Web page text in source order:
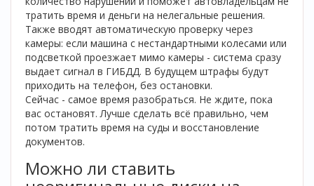
тратить время и деньги на нелегальные решения.
Также вводят автоматическую проверку через
камеры: если машина с нестандартными колесами или
подсветкой проезжает мимо камеры - система сразу
выдает сигнал в ГИБДД. В будущем штрафы будут
приходить на телефон, без остановки.
Сейчас - самое время разобраться. Не ждите, пока
вас остановят. Лучше сделать всё правильно, чем
потом тратить время на суды и восстановление
документов.
Можно ли ставить